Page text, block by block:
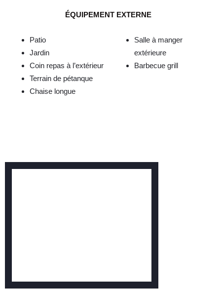
ÉQUIPEMENT EXTERNE
Patio
Jardin
Coin repas à l’extérieur
Terrain de pétanque
Chaise longue
Salle à manger
extérieure
Barbecue grill